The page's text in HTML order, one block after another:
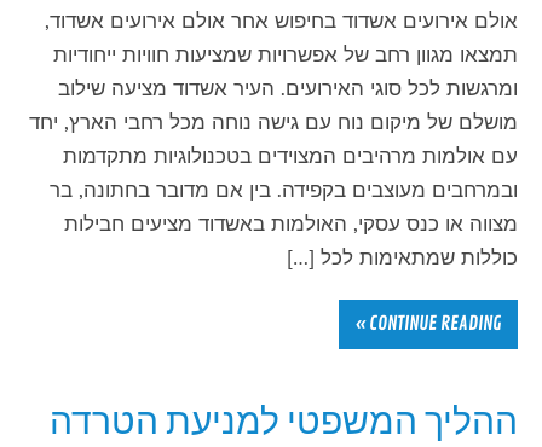
אולם אירועים אשדוד בחיפוש אחר אולם אירועים אשדוד,
תמצאו מגוון רחב של אפשרויות שמציעות חוויות ייחודיות
ומרגשות לכל סוגי האירועים. העיר אשדוד מציעה שילוב
מושלם של מיקום נוח עם גישה נוחה מכל רחבי הארץ, יחד
עם אולמות מרהיבים המצוידים בטכנולוגיות מתקדמות
ובמרחבים מעוצבים בקפידה. בין אם מדובר בחתונה, בר
מצווה או כנס עסקי, האולמות באשדוד מציעים חבילות
כוללות שמתאימות לכל […]
CONTINUE READING »
ההליך המשפטי למניעת הטרדה